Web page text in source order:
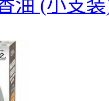
油 (小支